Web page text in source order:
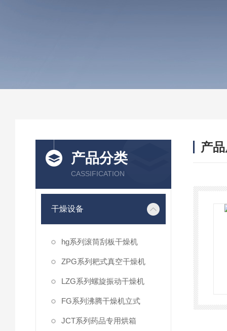
产品分类
CASSIFICATION
干燥设备
hg系列滚筒刮板干燥机
ZPG系列耙式真空干燥机
LZG系列螺旋振动干燥机
FG系列沸腾干燥机立式
JCT系列药品专用烘箱
产